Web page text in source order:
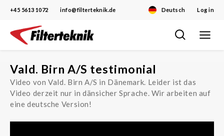
Deutsch Log in
+45 5613 1072 info@filterteknik.de
Skip
content
Toggle
Vald. Birn A/S testimonial
Video von Vald. Birn A/S in Dänemark. Leider ist das
Video derzeit nur in dänsicher Sprache. Wir arbeiten auf
eine deutsche Version!